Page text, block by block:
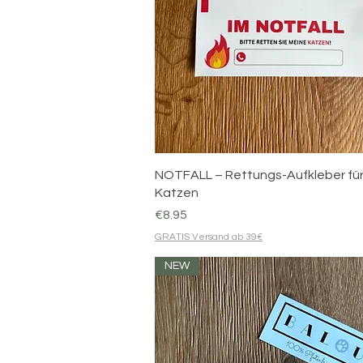
Quick View
NOTFALL – Rettungs-Aufkleber für
Katzen
Price
€8.95
GRATIS Versand ab 39€
NEW